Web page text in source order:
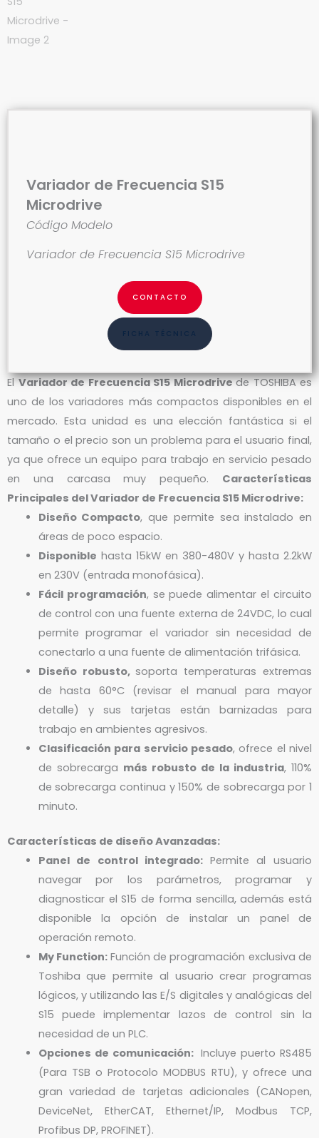
Variador de Frecuencia S15
Microdrive
Código Modelo
Variador de Frecuencia S15 Microdrive
CONTACTO
FICHA TÉCNICA
ElVariador de Frecuencia S15 Microdrivede TOSHIBA es
uno de los variadores más compactos disponibles en el
mercado. Esta unidad es una elección fantástica si el
tamaño o el precio son un problema para el usuario final,
ya que ofrece un equipo para trabajo en servicio pesado
en una carcasa muy pequeño. Características
Principales del Variador de Frecuencia S15 Microdrive:
Diseño Compacto, que permite sea instalado en
áreas de poco espacio.
Disponible hasta 15kW en 380-480V y hasta 2.2kW
en 230V (entrada monofásica).
Fácil programación, se puede alimentar el circuito
de control con una fuente externa de 24VDC, lo cual
permite programar el variador sin necesidad de
conectarlo a una fuente de alimentación trifásica.
Diseño robusto,soporta temperaturas extremas
de hasta 60°C (revisar el manual para mayor
detalle) y sus tarjetas están barnizadas para
trabajo en ambientes agresivos.
Clasificación para servicio pesado, ofrece el nivel
de sobrecarga más robusto de la industria, 110%
de sobrecarga continua y 150% de sobrecarga por 1
minuto.
Características de diseño Avanzadas:
Panel de control integrado: Permite al usuario
navegar por los parámetros, programar y
diagnosticar el S15 de forma sencilla, además está
disponible la opción de instalar un panel de
operación remoto.
My Function: Función de programación exclusiva de
Toshiba que permite al usuario crear programas
lógicos, y utilizando las E/S digitales y analógicas del
S15 puede implementar lazos de control sin la
necesidad de un PLC.
Opciones de comunicación: Incluye puerto RS485
(Para TSB o Protocolo MODBUS RTU), y ofrece una
gran variedad de tarjetas adicionales (CANopen,
DeviceNet, EtherCAT, Ethernet/IP, Modbus TCP,
Profibus DP, PROFINET).